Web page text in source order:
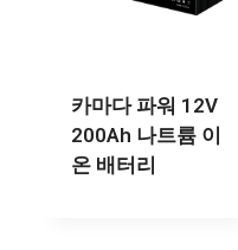
카마다 파워 12V
200Ah 나트륨 이
온 배터리